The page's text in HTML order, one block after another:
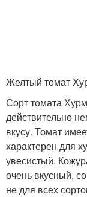
Желтый томат
Сорт томата
действительно
вкусу. Томат
характерен для
увесистый.
очень вкусный,
не для всех